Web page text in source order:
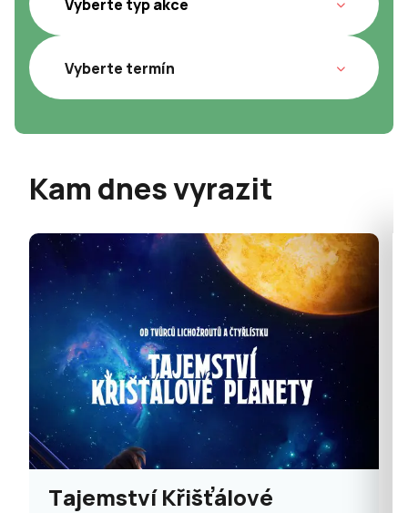
Kam dnes vyrazit
Tajemství Křišťálové